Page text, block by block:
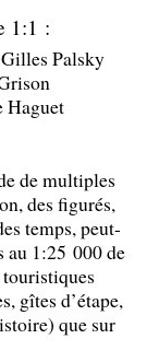
1:1 :
Palsky
Haguet
de multiples
des figurés,
temps, peut-
au 1:25 000 de
gîtes d’étape,
que sur